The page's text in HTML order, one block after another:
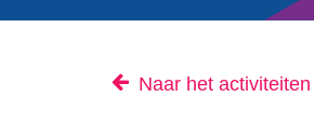
Naar het